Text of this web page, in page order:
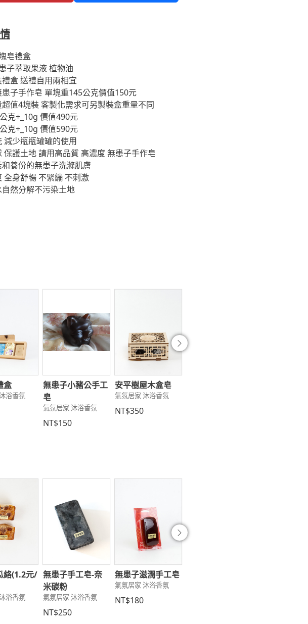
皂禮盒
子萃取果液 植物油
盒 送禮自用兩相宜
子手作皂 單塊重145公克價值150元
值4塊裝 客製化需求可另製裝盒重量不同
克+_10g 價值490元
克+_10g 價值590元
減少瓶瓶罐罐的使用
保護土地 請用高品質 高濃度 無患子手作皂
養份的無患子洗滌肌膚
全身舒暢 不緊繃 不刺激
然分解不污染土地
盒
浴香氛
無患子小豬公手工
皂
氣氛居家 沐浴香氛
NT$150
安平樹屋木盒皂
氣氛居家 沐浴香氛
NT$350
往後
絡(1.2元/
浴香氛
無患子手工皂-奈
米碳粉
氣氛居家 沐浴香氛
NT$250
無患子滋潤手工皂
氣氛居家 沐浴香氛
NT$180
往後